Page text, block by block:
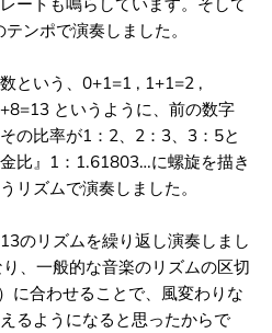
ンポで演奏しました。
という、0+1=1 , 1+1=2 ,
というように、前の数字
の比率が1：2、2：3、3：5と
比』1：1.61803…に螺旋を描き
リズムで演奏しました。
のリズムを繰り返し演奏しまし
、一般的な音楽のリズムの区切
に合わせることで、風変わりな
るようになると思ったからで